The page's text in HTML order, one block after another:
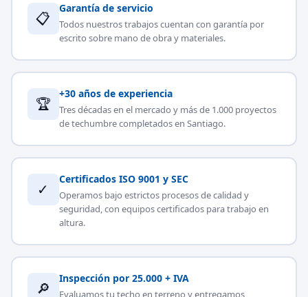
📋
Garantía de servicio
Todos nuestros trabajos cuentan con garantía por
escrito sobre mano de obra y materiales.
🏆
+30 años de experiencia
Tres décadas en el mercado y más de 1.000 proyectos
de techumbre completados en Santiago.
✓
Certificados ISO 9001 y SEC
Operamos bajo estrictos procesos de calidad y
seguridad, con equipos certificados para trabajo en
altura.
🔎
Inspección por 25.000 + IVA
Evaluamos tu techo en terreno y entregamos